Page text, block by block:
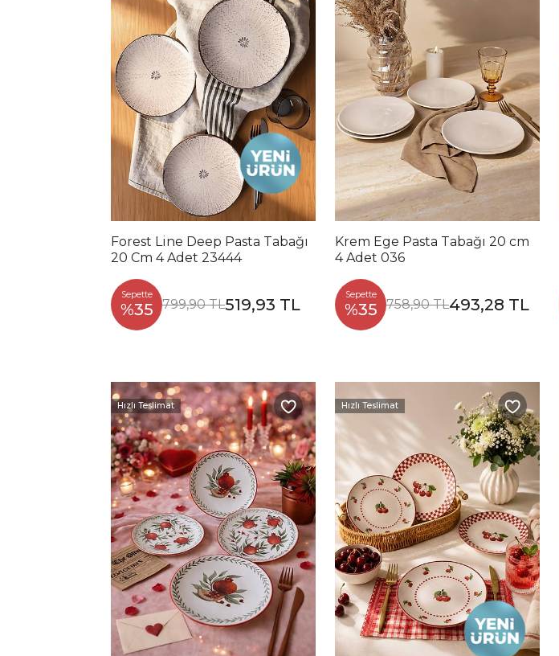
Forest Line Deep Pasta Tabağı
20 Cm 4 Adet 23444
Sepette
%35 799,90 TL519,93 TL
Krem Ege Pasta Tabağı 20 cm
4 Adet 036
Sepette
%35 758,90 TL493,28 TL
Hızlı Teslimat Hızlı Teslimat